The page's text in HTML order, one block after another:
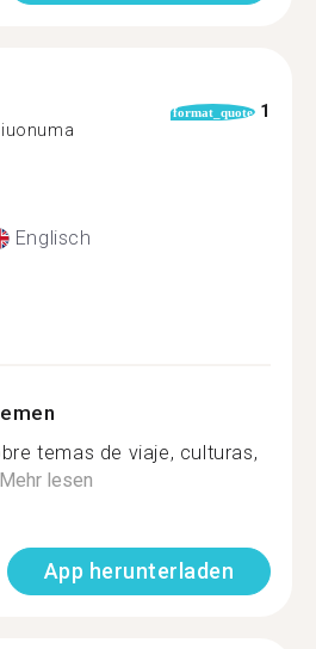
format_quote 1
Englisch
temas de viaje, culturas,
Mehr lesen
App herunterladen